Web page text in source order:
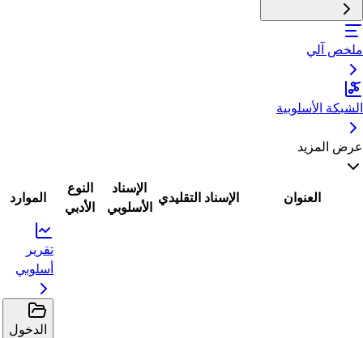
ملخص آلي
الشبكة الأسلوبية
عرض المزيد
العنوان الإسناد التقليدي
الإسناد
الأسلوبي
النوع
الأدبي
الموارد
تقرير
أسلوبي
الدخول